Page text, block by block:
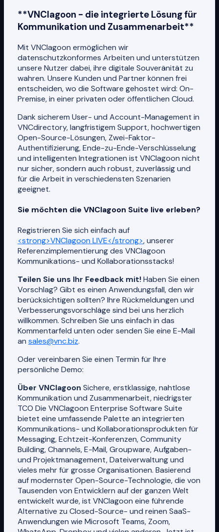
**VNClagoon - die integrierte Lösung für
Kommunikation und Zusammenarbeit**
Mit VNClagoon ermöglichen wir
datenschutzkonformes Arbeiten und unterstützen
unsere Nutzer dabei, ihre digitale Souveränität zu
wahren. Unsere Kunden und Partner können frei
entscheiden, wo die Software gehostet wird: On-
Premise, in einer privaten oder öffentlichen Cloud.
Dank sicherem User- und Account-Management in
VNCdirectory, langfristigem Support, hochwertigen
Open-Source-Lösungen, Zwei-Faktor-
Authentifizierung, Ende-zu-Ende-Verschlüsselung
und intelligenten Integrationen ist VNClagoon nicht
nur sicher, sondern auch robust, zuverlässig und
für die Arbeit in verschiedensten Szenarien
geeignet.
Sie möchten die VNClagoon Suite live erleben?
Registrieren Sie sich einfach auf
<strong>VNClagoon LIVE</strong>, unserer
Referenzimplementierung des VNClagoon
Kommunikations- und Kollaborationsstacks!
Teilen Sie uns Ihr Feedback mit!Haben Sie einen
Vorschlag? Gibt es einen Anwendungsfall, den wir
berücksichtigen sollten? Ihre Rückmeldungen und
Verbesserungsvorschläge sind bei uns herzlich
willkommen. Schreiben Sie uns einfach in das
Kommentarfeld unten oder senden Sie eine E-Mail
an sales@vnc.biz.
Oder vereinbaren Sie einen Termin für Ihre
persönliche Demo:
Über VNClagoon Sichere, erstklassige, nahtlose
Kommunikation und Zusammenarbeit, niedrigster
TCO Die VNClagoon Enterprise Software Suite
bietet eine umfassende Palette an integrierten
Kommunikations- und Kollaborationsprodukten für
Messaging, Echtzeit-Konferenzen, Community
Building, Channels, E-Mail, Groupware, Aufgaben-
und Projektmanagement, Dateiverwaltung und
vieles mehr für grosse Organisationen. Basierend
auf modernster Open-Source-Technologie, die von
Tausenden von Entwicklern auf der ganzen Welt
entwickelt wurde, ist VNClagoon eine führende
Alternative zu Closed-Source- und reinen SaaS-
Anwendungen wie Microsoft Teams, Zoom,